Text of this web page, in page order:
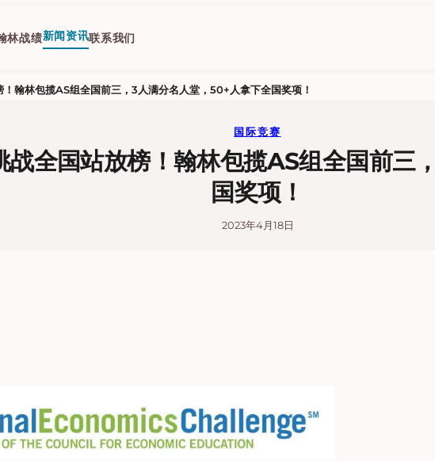
林战绩新闻资讯联系我们
翰林包揽AS组全国前三，3人满分名人堂，50+人拿下全国奖项！
国际竞赛
全国站放榜！翰林包揽AS组全国前三
国奖项！
2023年4月18日